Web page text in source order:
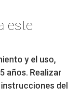
este
y el uso,
años. Realizar
del